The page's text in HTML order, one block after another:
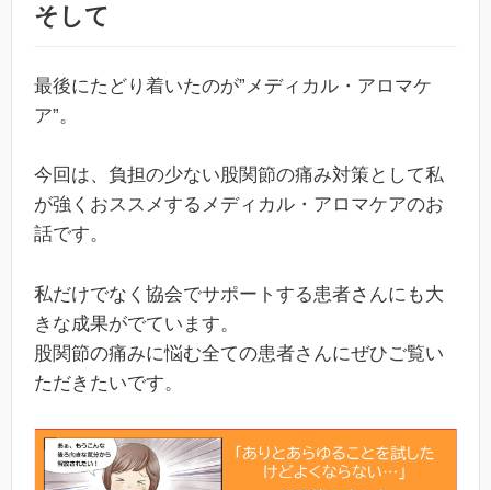
そして
最後にたどり着いたのが”メディカル・アロマケ
ア”。
今回は、負担の少ない股関節の痛み対策として私
が強くおススメするメディカル・アロマケアのお
話です。
私だけでなく協会でサポートする患者さんにも大
きな成果がでています。
股関節の痛みに悩む全ての患者さんにぜひご覧い
ただきたいです。